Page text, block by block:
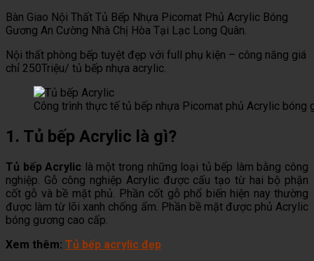
Bàn Giao Nội Thất Tủ Bếp Nhựa Picomat Phủ Acrylic Bóng
Gương An Cường Nhà Chị Hòa Tại Lạc Long Quân.
Nội thất phòng bếp tuyệt đẹp với full phụ kiện – công năng giá
chỉ 250Triệu/ tủ bếp nhựa acrylic.
Công trình thực tế tủ bếp nhựa Picomat phủ Acrylic
1. Tủ bếp Acrylic là gì?
Tủ bếp Acrylic là một trong những loại tủ bếp làm bằng công
nghiệp. Gỗ công nghiệp Acrylic được cấu tạo từ hai bộ phận
cốt gỗ và bề mặt phủ. Phần cốt gỗ phổ biến hiện nay thường
được làm từ lõi xanh chống ẩm. Phần bề mặt được phủ Acrylic
bóng gương cao cấp.
Xem thêm: Tủ bếp acrylic đẹp